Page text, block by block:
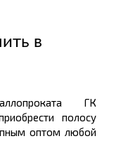
в
ГК
полосу
оптом любой